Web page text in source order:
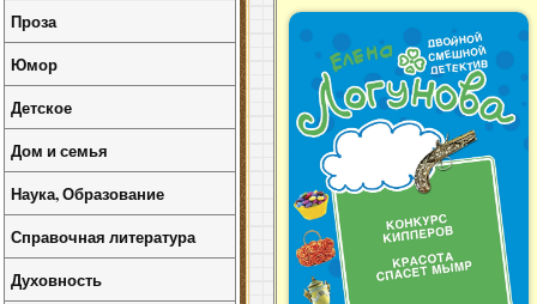
Проза
Юмор
Детское
Дом и семья
Наука, Образование
Справочная литература
Духовность